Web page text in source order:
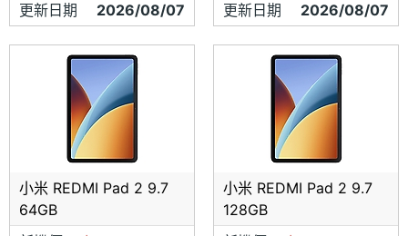
更新日期
2026/08/07
更新日期
2026/08/07
小米 REDMI Pad 2 9.7
64GB
小米 REDMI Pad 2 9.7
128GB